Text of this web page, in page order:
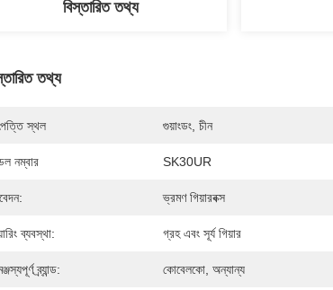
বিস্তারিত তথ্য
তথ্য
স্থল গুয়াংডং, চীন
নম্বার SK30UR
ভ্রমণ গিয়ারবক্স
ব্যবস্থা: গ্রহ এবং সূর্য গিয়ার
ব্র্যান্ড: কোবেলকো, অন্যান্য